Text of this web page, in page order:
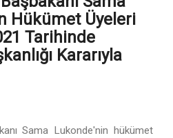
Hükümet Üyeleri
Tarihinde
Kararıyla
Sama Lukonde'nin hükümet